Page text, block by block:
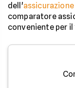
dell'
comparatore
conveniente per